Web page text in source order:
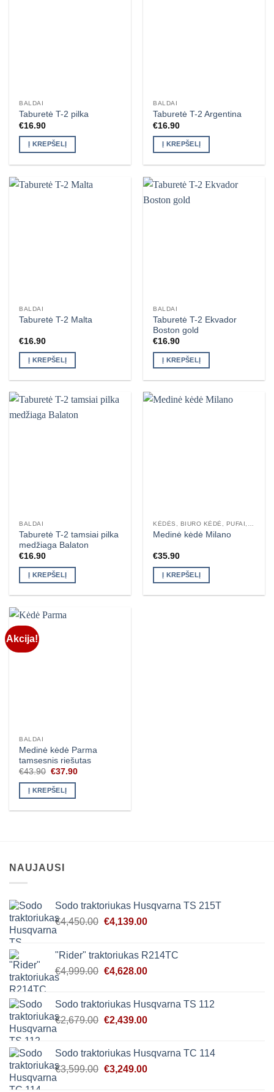
BALDAI
Taburetė T-2 pilka
€16.90
Į KREPŠELĮ
BALDAI
Taburetė T-2 Argentina
€16.90
Į KREPŠELĮ
BALDAI
Taburetė T-2 Malta
€16.90
Į KREPŠELĮ
BALDAI
Taburetė T-2 Ekvador
Boston gold
€16.90
Į KREPŠELĮ
BALDAI
Taburetė T-2 tamsiai pilka
medžiaga Balaton
€16.90
Į KREPŠELĮ
Medinė kėdė Milano
€35.90
Į KREPŠELĮ
Akcija!
BALDAI
Medinė kėdė Parma
tamsesnis riešutas
€43.90 Original
was:
€43.90.
€37.90Current
Į KREPŠELĮ
NAUJAUSI
Sodo traktoriukas Husqvarna TS 215T
€4,450.00 Original
€4,450.00.
€4,139.00Current
€4,139.00.
"Rider" traktoriukas R214TC
€4,999.00 Original
€4,999.00.
€4,628.00Current
€4,628.00.
Sodo traktoriukas Husqvarna TS 112
€2,679.00 Original
€2,679.00.
€2,439.00Current
€2,439.00.
Sodo traktoriukas Husqvarna TC 114
€3,599.00 Original
€3,249.00Current